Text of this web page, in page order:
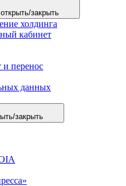
закрыть
холдинга
кабинет
и перенос
данных
закрыть